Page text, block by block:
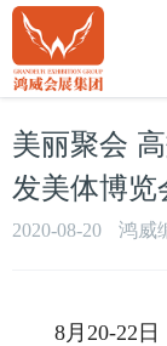
美丽聚会
发美体博览
2020-08-20 鸿威
8月20-22日